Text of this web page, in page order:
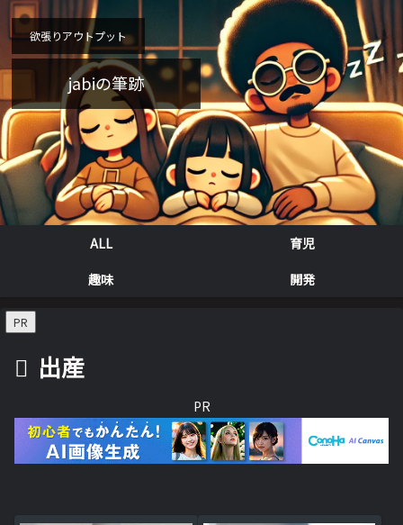
欲張りアウトプット
jabiの筆跡
ALL
育児
趣味
開発
PR
出産
PR